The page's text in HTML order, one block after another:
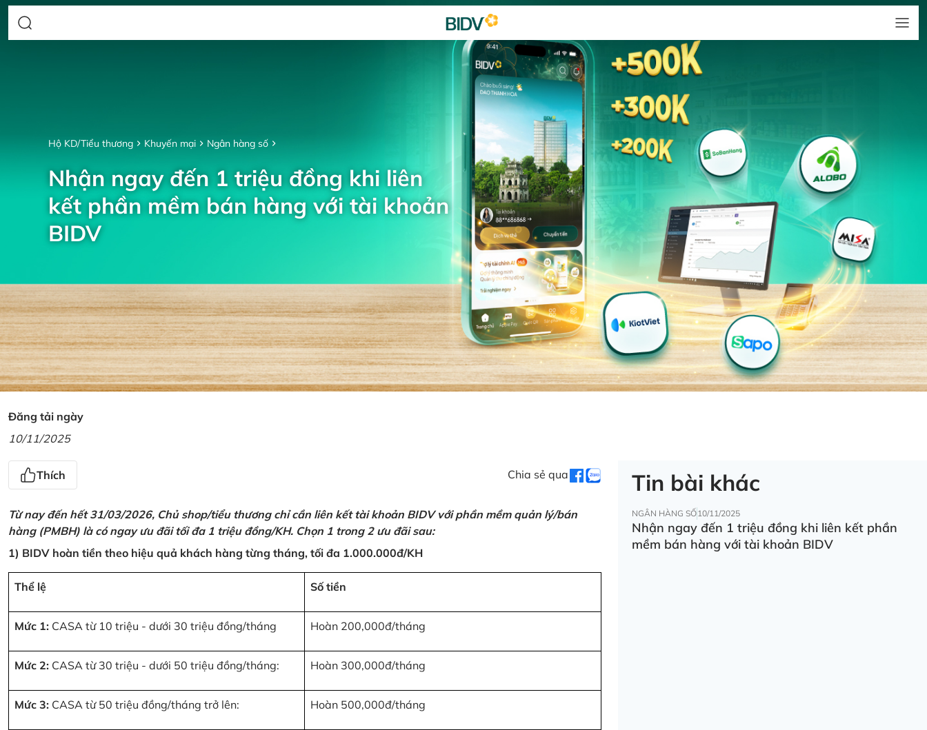
Hộ KD/Tiểu thương Khuyến mại Ngân hàng số
Nhận ngay đến 1 triệu đồng khi liên
kết phần mềm bán hàng với tài khoản
BIDV
Đăng tải ngày
10/11/2025
Thích Chia sẻ qua
Từ nay đến hết 31/03/2026, Chủ shop/tiểu thương chỉ cần liên kết tài khoản BIDV với phần mềm quản lý/bán
hàng (PMBH) là có ngay ưu đãi tối đa 1 triệu đồng/KH. Chọn 1 trong 2 ưu đãi sau:
1) BIDV hoàn tiền theo hiệu quả khách hàng từng tháng, tối đa 1.000.000đ/KH
Thể lệ Số tiền
Mức 1: CASA từ 10 triệu - dưới 30 triệu đồng/tháng Hoàn 200,000đ/tháng
Mức 2: CASA từ 30 triệu - dưới 50 triệu đồng/tháng: Hoàn 300,000đ/tháng
Mức 3: CASA từ 50 triệu đồng/tháng trở lên: Hoàn 500,000đ/tháng
Tin bài khác
NGÂN HÀNG SỐ10/11/2025
Nhận ngay đến 1 triệu đồng khi liên kết phần
mềm bán hàng với tài khoản BIDV